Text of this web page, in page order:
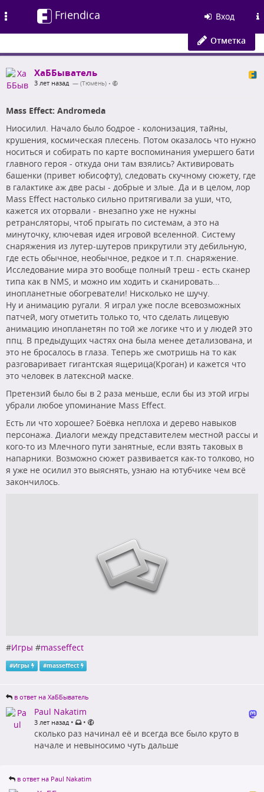
Friendica Вход
Отметка
ХаББыватель
3 лет назад — (Тюмень) •
Mass Effect: Andromeda
Ниосилил. Начало было бодрое - колонизация, тайны,
крушения, космическая плесень. Потом оказалось что нужно
носиться и собирать по карте воспоминания умершего бати
главного героя - откуда они там взялись? Активировать
башенки (привет юбисофту), следовать скучному сюжету, где
в галактике аж две расы - добрые и злые. Да и в целом, лор
Mass Effect настолько сильно притягивали за уши, что,
кажется их оторвали - внезапно уже не нужны
ретрансляторы, чтоб прыгать по системам, а это на
минуточку, ключевая идея игровой вселенной. Систему
снаряжения из лутер-шутеров прикрутили эту дебильную,
где есть обычное, необычное, редкое и т.п. снаряжение.
Исследование мира это вообще полный треш - есть сканер
типа как в NMS, и можно им ходить и сканировать...
инопланетные обогреватели! Нисколько не шучу.
Ну и анимацию ругали. Я играл уже после всевозможных
патчей, могу отметить только то, что сделать лицевую
анимацию инопланетян по той же логике что и у людей это
ппц. В предыдущих частях она была менее детализована, и
это не бросалось в глаза. Теперь же смотришь на то как
разговаривает гигантская ящерица(Кроган) и кажется что
это человек в латексной маске.
Претензий было бы в 2 раза меньше, если бы из этой игры
убрали любое упоминание Mass Effect.
Есть ли что хорошее? Боёвка неплоха и дерево навыков
персонажа. Диалоги между представителем местной рассы и
кого-то из Млечного пути занятные, если взять таковых в
напарники. Возможно сюжет развивается как-то толково, но
я уже не осилил это выяснять, узнаю на ютубчике чем всё
закончилось.
#Игры #masseffect
#Игры #masseffect
в ответ на ХаББыватель
Paul Nakatim
3 лет назад • •
сколько раз начинал её и всегда все было круто в
начале и невыносимо чуть дальше
в ответ на Paul Nakatim